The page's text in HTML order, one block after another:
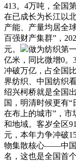
413。4万吨，全国
在已成长为长江以
产能、产量均居全
百强财产集群”，
元。
做为纺织第
亿米，同比微增0。
冲破万亿，占全国
界纺织、中国纺织
绍兴柯桥就是全国
国，明清时候更有“
在布上的城市”，市
和地域。客岁全区
元，本年力争冲破
物集散核心——中国
名，这也是全国首